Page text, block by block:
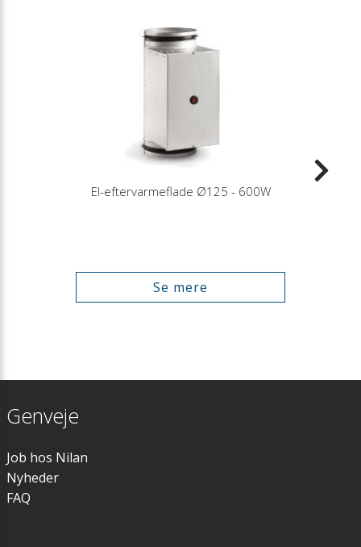
El-eftervarmeflade Ø125 - 600W
Se mere
Genveje
Job hos Nilan
Nyheder
FAQ